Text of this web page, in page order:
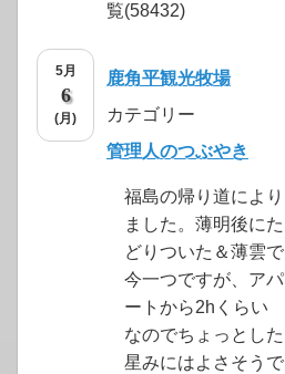
覧(58432)
5月
6
(月)
鹿角平観光牧場
カテゴリー
管理人のつぶやき
福島の帰り道により
ました。薄明後にた
どりついた＆薄雲で
今一つですが、アパ
ートから2hくらい
なのでちょっとした
星みにはよさそうで